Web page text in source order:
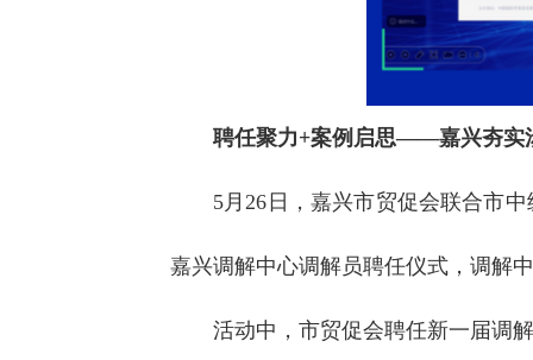
聘任聚力+案例启思——嘉兴夯实
5月26日，嘉兴市贸促会联合市
嘉兴调解中心调解员聘任仪式，调解
活动中，市贸促会聘任新一届调